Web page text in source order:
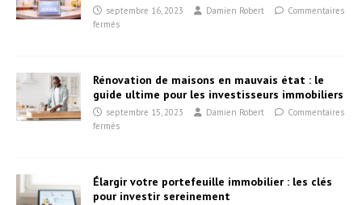
septembre 16, 2023 Damien Robert
Commentaires
fermés
Rénovation de maisons en mauvais état : le
guide ultime pour les investisseurs immobiliers
septembre 15, 2023 Damien Robert
Commentaires
fermés
Élargir votre portefeuille immobilier : les clés
pour investir sereinement